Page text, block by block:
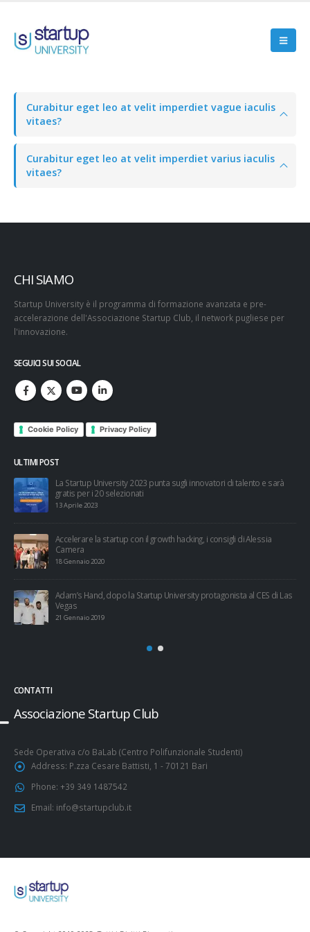
Curabitur eget leo at velit imperdiet vague iaculis
vitaes?
Curabitur eget leo at velit imperdiet varius iaculis
vitaes?
CHI SIAMO
Startup University è il programma di formazione avanzata e pre-
accelerazione dell'Associazione Startup Club, il network pugliese per
l'innovazione.
SEGUICI SUI SOCIAL
Cookie Policy Privacy Policy
ULTIMI POST
La Startup University 2023 punta sugli innovatori di talento e sarà
gratis per i 20 selezionati
13 Aprile 2023
Accelerare la startup con il growth hacking, i consigli di Alessia
Camera
18 Gennaio 2020
Adam’s Hand, dopo la Startup University protagonista al CES di Las
Vegas
21 Gennaio 2019
CONTATTI
Associazione Startup Club
Sede Operativa c/o BaLab (Centro Polifunzionale Studenti)
Address: P.zza Cesare Battisti, 1 - 70121 Bari
Phone: +39 349 1487542
Email: info@startupclub.it